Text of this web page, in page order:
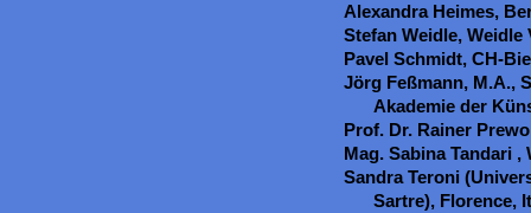
Alexandra Heimes,
Stefan Weidle, Weidle
Pavel Schmidt, CH-
Jörg Feßmann, M.A.,
Akademie der
Prof. Dr. Rainer
Mag. Sabina Tandari ,
Sandra Teroni
Sartre), Florence,